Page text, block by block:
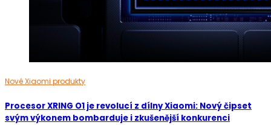
Nové Xiaomi produkty
Procesor XRING O1 je revolucí z dílny Xiaomi: Nový čipset
svým výkonem bombarduje i zkušenější konkurenci